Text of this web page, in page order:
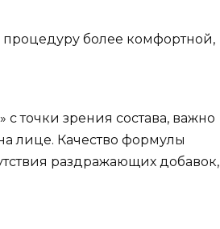
более комфортной,
с точки зрения состава, важно
лице. Качество формулы
раздражающих добавок,